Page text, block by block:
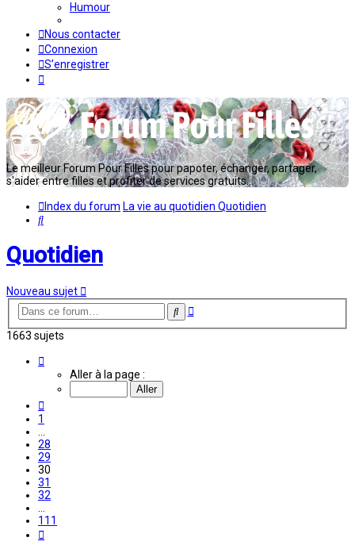
Humour
Nous contacter
Connexion
S’enregistrer
Le meilleur Forum Pour Filles pour papoter, échanger, partager,
s'aider entre filles et profiter de services gratuits...
Index du forum La vie au quotidien Quotidien
Rechercher
Quotidien
Nouveau sujet
Rechercher
Recherche
1663 sujets
Aller à la page :
1
28
29
30
31
32
111